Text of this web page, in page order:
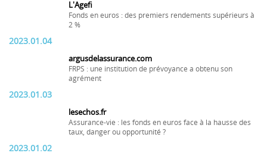
L'Agefi
Fonds en euros : des premiers rendements supérieurs à
2 %
2023.01.04
argusdelassurance.com
FRPS : une institution de prévoyance a obtenu son
agrément
2023.01.03
lesechos.fr
Assurance-vie : les fonds en euros face à la hausse des
taux, danger ou opportunité ?
2023.01.02